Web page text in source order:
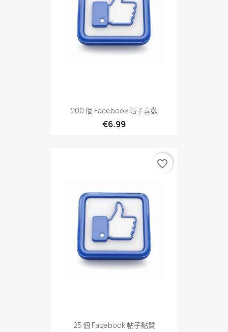
200 個 Facebook 帖子喜歡
€6.99
25 個 Facebook 帖子點贊
favorite_border